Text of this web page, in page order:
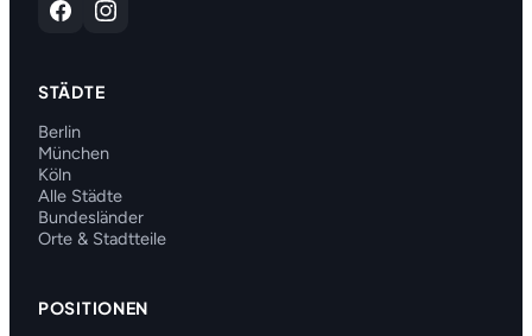
STÄDTE
Berlin
München
Köln
Alle Städte
Bundesländer
Orte & Stadtteile
POSITIONEN